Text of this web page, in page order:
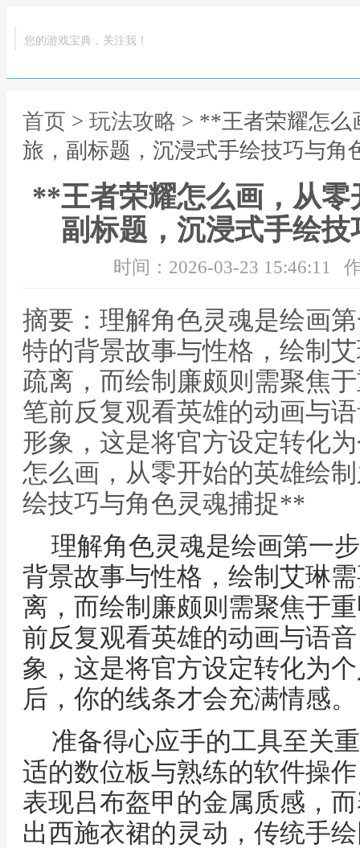
您的游戏宝典，关注我！
首页 > 玩法攻略 > **王者荣耀怎么
旅，副标题，沉浸式手绘技巧与角
**王者荣耀怎么画，从
副标题，沉浸式手绘
时间：2026-03-23 15:46:11
摘要：理解角色灵魂是绘画
特的背景故事与性格，绘制
疏离，而绘制廉颇则需聚焦
笔前反复观看英雄的动画与
形象，这是将官方设定转化
怎么画，从零开始的英雄绘
绘技巧与角色灵魂捕捉**
理解角色灵魂是绘画第一
背景故事与性格，绘制艾琳
离，而绘制廉颇则需聚焦于
前反复观看英雄的动画与语
象，这是将官方设定转化为
后，你的线条才会充满情感。
准备得心应手的工具至关
适的数位板与熟练的软件操
表现吕布盔甲的金属质感，
出西施衣裙的灵动，传统手